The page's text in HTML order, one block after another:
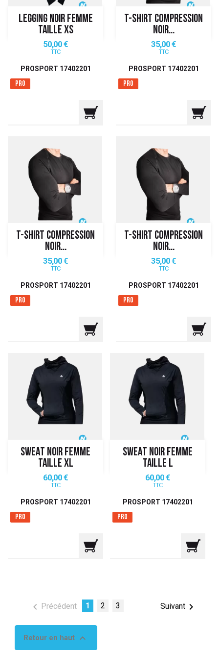
LEGGING NOIR FEMME
TAILLE XS
Prix
50,00 €
TTC
PROSPORT 17402201
Pro
T-SHIRT COMPRESSION
NOIR...
Prix
35,00 €
TTC
PROSPORT 17402201
Pro
T-SHIRT COMPRESSION
NOIR...
Prix
35,00 €
TTC
PROSPORT 17402201
Pro
T-SHIRT COMPRESSION
NOIR...
Prix
35,00 €
TTC
PROSPORT 17402201
Pro
SWEAT NOIR FEMME
TAILLE XL
Prix
60,00 €
TTC
PROSPORT 17402201
Pro
SWEAT NOIR FEMME
TAILLE L
Prix
60,00 €
TTC
PROSPORT 17402201
Pro
 Précédent 1 2 3 Suivant 
Retour en haut 